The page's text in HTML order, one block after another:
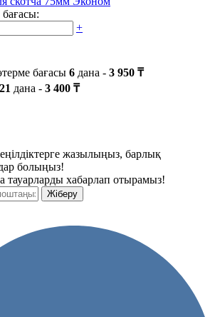
+
бағасы 6 дана - 3 950 ₸
21 дана - 3 400 ₸
жазылыңыз, барлық
болыңыз!
тауарларды хабарлап отырамыз!